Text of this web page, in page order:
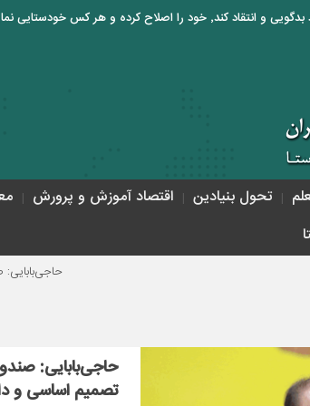
کس خودستایی نماید٬ پس به تحقیق خویش را تباه نموده است. «امام علی (ع)»
تحول بنیادین اقتصاد آموزش و پرورش
حاجی‌بابایی: صندوق
حاجی‌بابایی:
تصمیم اساسی و